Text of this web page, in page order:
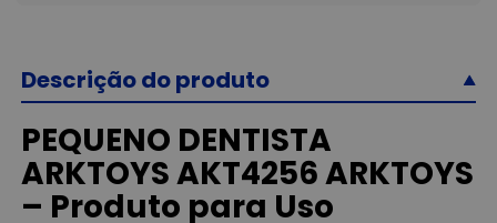
Descrição do produto
PEQUENO DENTISTA
ARKTOYS AKT4256 ARKTOYS
– Produto para Uso